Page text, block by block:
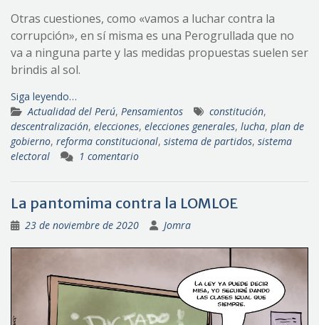
Otras cuestiones, como «vamos a luchar contra la
corrupción», en sí misma es una Perogrullada que no
va a ninguna parte y las medidas propuestas suelen ser
brindis al sol.
Siga leyendo…
Actualidad del Perú, Pensamientos constitución,
descentralización, elecciones, elecciones generales, lucha, plan de
gobierno, reforma constitucional, sistema de partidos, sistema
electoral
1 comentario
La pantomima contra la LOMLOE
23 de noviembre de 2020 Jomra